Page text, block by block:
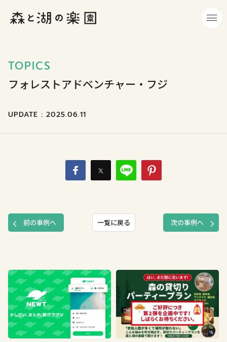
TOPICS
フォレストアドベンチャー・フジ
UPDATE : 2025.06.11
前の事例へ 一覧に戻る 次の事例へ